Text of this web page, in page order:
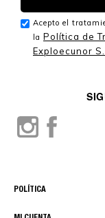
POLÍTICA
Acepto el
la Política de
Exploecunor